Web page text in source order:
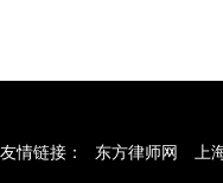
友情链接： 东方律师网 上